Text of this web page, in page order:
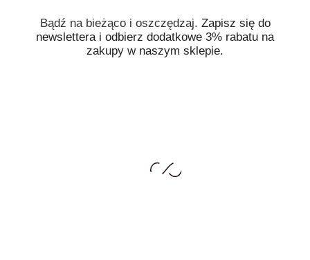
Bądź na bieżąco i oszczędzaj. Zapisz się do
newslettera i odbierz dodatkowe 3% rabatu na
zakupy w naszym sklepie.